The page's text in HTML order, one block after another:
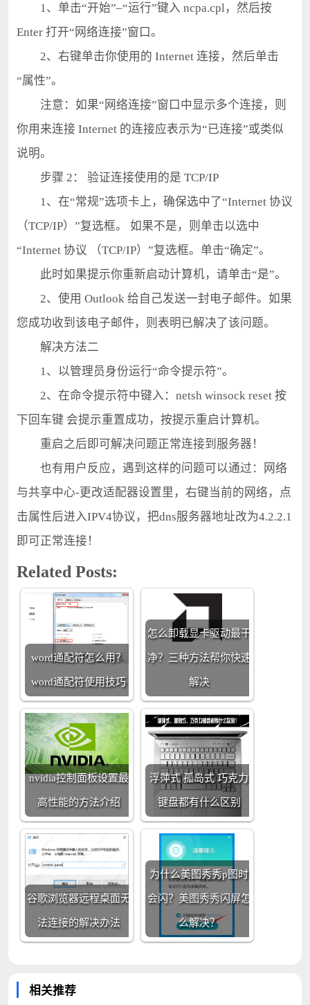
1、单击“开始”–“运行”键入 ncpa.cpl，然后按
Enter 打开“网络连接”窗口。
2、右键单击你使用的 Internet 连接，然后单击
“属性”。
注意：如果“网络连接”窗口中显示多个连接，则
你用来连接 Internet 的连接应表示为“已连接”或类似
说明。
步骤 2： 验证连接使用的是 TCP/IP
1、在“常规”选项卡上，确保选中了“Internet 协议
（TCP/IP）”复选框。 如果不是，则单击以选中
“Internet 协议 （TCP/IP）”复选框。单击“确定”。
此时如果提示你重新启动计算机，请单击“是”。
2、使用 Outlook 给自己发送一封电子邮件。如果
您成功收到该电子邮件，则表明已解决了该问题。
解决方法二
1、以管理员身份运行“命令提示符”。
2、在命令提示符中键入：netsh winsock reset 按
下回车键 会提示重置成功，按提示重启计算机。
重启之后即可解决问题正常连接到服务器！
也有用户反应，遇到这样的问题可以通过：网络
与共享中心-更改适配器设置里，右键当前的网络，点
击属性后进入IPV4协议，把dns服务器地址改为4.2.2.1
即可正常连接！
Related Posts:
word通配符怎么用？
word通配符使用技巧
怎么卸载显卡驱动最干
净？三种方法帮你快速
解决
nvidia控制面板设置最
高性能的方法介绍
浮萍式 孤岛式 巧克力
键盘都有什么区别
谷歌浏览器远程桌面无
法连接的解决办法
为什么美图秀秀p图时
会闪？美图秀秀闪屏怎
么解决？
相关推荐